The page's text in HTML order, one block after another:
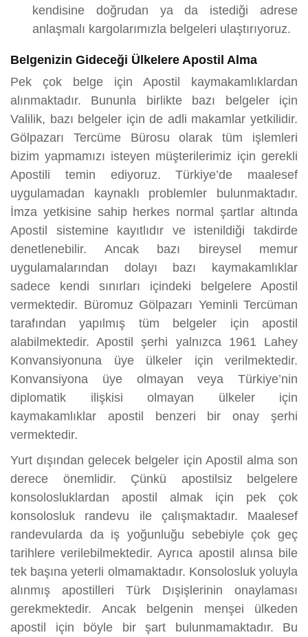
kendisine doğrudan ya da istediği adrese
anlaşmalı kargolarımızla belgeleri ulaştırıyoruz.
Belgenizin Gideceği Ülkelere Apostil Alma
Pek çok belge için Apostil kaymakamlıklardan
alınmaktadır. Bununla birlikte bazı belgeler için
Valilik, bazı belgeler için de adli makamlar yetkilidir.
Gölpazarı Tercüme Bürosu olarak tüm işlemleri
bizim yapmamızı isteyen müşterilerimiz için gerekli
Apostili temin ediyoruz. Türkiye’de maalesef
uygulamadan kaynaklı problemler bulunmaktadır.
İmza yetkisine sahip herkes normal şartlar altında
Apostil sistemine kayıtlıdır ve istenildiği takdirde
denetlenebilir. Ancak bazı bireysel memur
uygulamalarından dolayı bazı kaymakamlıklar
sadece kendi sınırları içindeki belgelere Apostil
vermektedir. Büromuz Gölpazarı Yeminli Tercüman
tarafından yapılmış tüm belgeler için apostil
alabilmektedir. Apostil şerhi yalnızca 1961 Lahey
Konvansiyonuna üye ülkeler için verilmektedir.
Konvansiyona üye olmayan veya Türkiye’nin
diplomatik ilişkisi olmayan ülkeler için
kaymakamlıklar apostil benzeri bir onay şerhi
vermektedir.
Yurt dışından gelecek belgeler için Apostil alma son
derece önemlidir. Çünkü apostilsiz belgelere
konsolosluklardan apostil almak için pek çok
konsolosluk randevu ile çalışmaktadır. Maalesef
randevularda da iş yoğunluğu sebebiyle çok geç
tarihlere verilebilmektedir. Ayrıca apostil alınsa bile
tek başına yeterli olmamaktadır. Konsolosluk yoluyla
alınmış apostilleri Türk Dışişlerinin onaylaması
gerekmektedir. Ancak belgenin menşei ülkeden
apostil için böyle bir şart bulunmamaktadır. Bu